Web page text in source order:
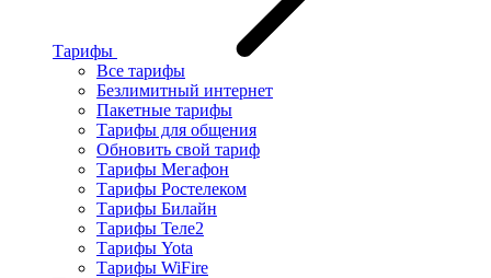
Тарифы
Все тарифы
Безлимитный интернет
Пакетные тарифы
Тарифы для общения
Обновить свой тариф
Тарифы Мегафон
Тарифы Ростелеком
Тарифы Билайн
Тарифы Теле2
Тарифы Yota
Тарифы WiFire